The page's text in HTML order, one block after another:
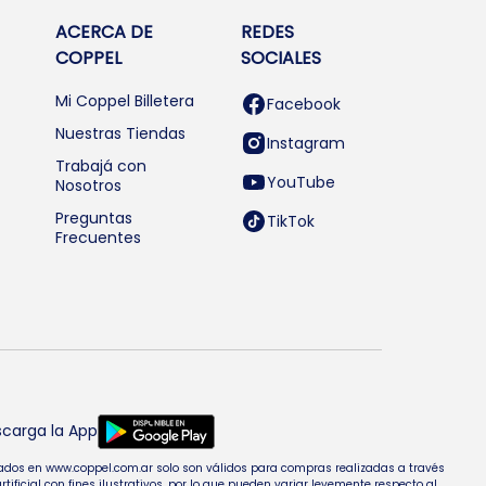
ACERCA DE
COPPEL
Mi Coppel Billetera
Nuestras Tiendas
Trabajá con
Nosotros
Preguntas
Frecuentes
REDES
SOCIALES
Facebook
Instagram
YouTube
TikTok
la App
en www.coppel.com.ar solo son válidos para compras realizadas a través